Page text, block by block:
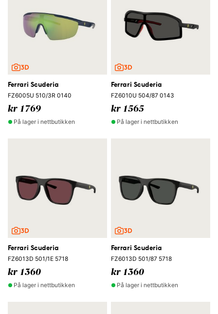
Ferrari Scuderia
FZ6005U 510/3R 0140
kr 1769
På lager i nettbutikken
Ferrari Scuderia
FZ6010U 504/87 0143
kr 1565
På lager i nettbutikken
Ferrari Scuderia
FZ6013D 501/1E 5718
kr 1360
På lager i nettbutikken
Ferrari Scuderia
FZ6013D 501/87 5718
kr 1360
På lager i nettbutikken